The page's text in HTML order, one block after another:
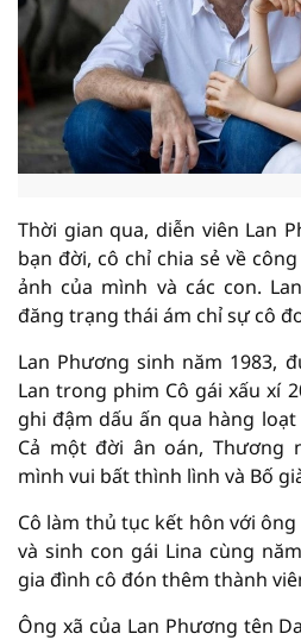
Thời gian qua, diễn viên Lan
bạn đời, cô chỉ chia sẻ về
ảnh của mình và các con.
đăng trạng thái ám chỉ sự cô
Lan Phương sinh năm 1983,
Lan trong phim Cô gái xấu xí
ghi đậm dấu ấn qua hàng
Cả một đời ân oán, Thương
mình vui bất thình lình và Bố
Cô làm thủ tục kết hôn với
và sinh con gái Lina cùng
gia đình cô đón thêm thành
Ông xã của Lan Phương tên